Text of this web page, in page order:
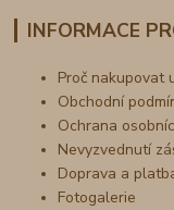
INFORMACE
Proč nakupovat
Obchodní
Ochrana
Nevyzvednutí
Doprava a
Fotogalerie